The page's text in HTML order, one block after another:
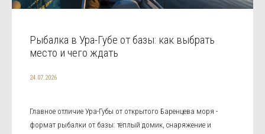
Рыбалка в Ура-Губе от базы: как выбрать
место и чего ждать
24.07.2026
Главное отличие Ура-Губы от открытого Баренцева моря -
формат рыбалки от базы: тёплый домик, снаряжение и